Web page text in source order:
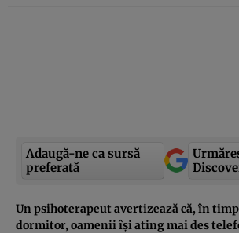
Adaugă-ne ca sursă
preferată
Un psihoterapeut avertizează că, în
dormitor, oamenii își ating mai des